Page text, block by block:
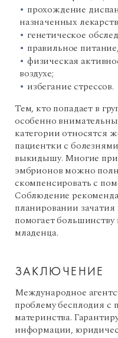
прохождение
назначенных
генетическое
правильное
физическая
воздухе;
избегание стрессов.
Тем, кто попадает в
особенно
категории относятся
пациентки с
выкидышу. Многие
эмбрионов можно
скомпенсировать с
Соблюдение
планировании
помогает
младенца.
ЗАКЛЮЧЕНИЕ
Международное
проблему бесплодия с
материнства.
информации,